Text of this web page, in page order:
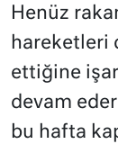
Henüz
hareketleri
ettiğine
devam
bu hafta